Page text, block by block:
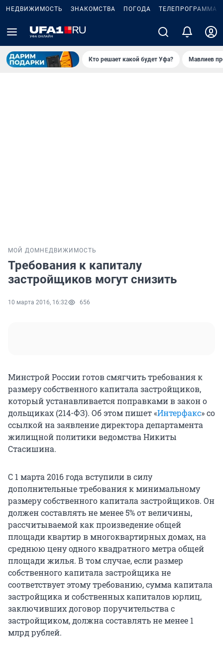
НЕДВИЖИМОСТЬ ЗНАКОМСТВА ПОГОДА ТЕЛЕПРОГРАММА
Кто решает какой будет Уфа? Мавлиев
МОЙ ДОМ НЕДВИЖИМОСТЬ
Требования к капиталу
застройщиков могут снизить
10 марта 2016, 16:32 656
Минстрой России готов смягчить требования к
размеру собственного капитала застройщиков,
который устанавливается поправками в закон о
дольщиках (214-ФЗ). Об этом пишет «Интерфакс» со
ссылкой на заявление директора департамента
жилищной политики ведомства Никиты
Стасишина.
С 1 марта 2016 года вступили в силу
дополнительные требования к минимальному
размеру собственного капитала застройщиков. Он
должен составлять не менее 5% от величины,
рассчитываемой как произведение общей
площади квартир в многоквартирных домах, на
среднюю цену одного квадратного метра общей
площади жилья. В том случае, если размер
собственного капитала застройщика не
соответствует этому требованию, сумма капитала
застройщика и собственных капиталов юрлиц,
заключивших договор поручительства с
застройщиком, должна составлять не менее 1
млрд рублей.